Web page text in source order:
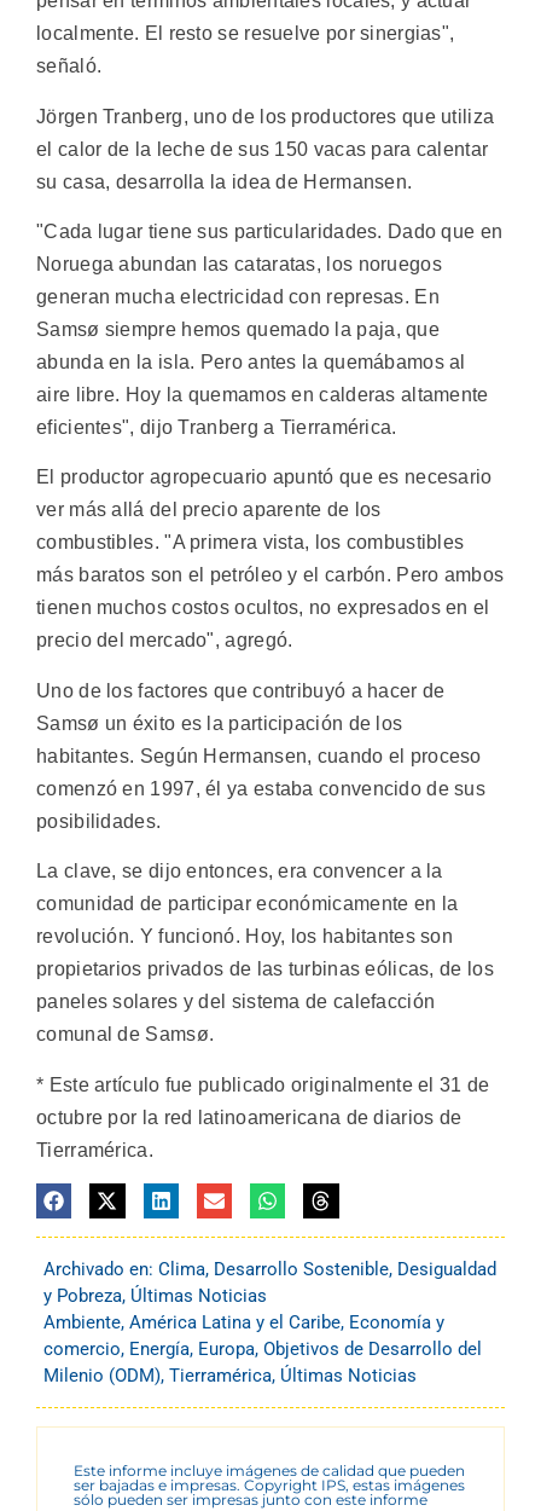
localmente. El resto se resuelve por sinergias",
señaló.
Jörgen Tranberg, uno de los productores que utiliza
el calor de la leche de sus 150 vacas para calentar
su casa, desarrolla la idea de Hermansen.
"Cada lugar tiene sus particularidades. Dado que en
Noruega abundan las cataratas, los noruegos
generan mucha electricidad con represas. En
Samsø siempre hemos quemado la paja, que
abunda en la isla. Pero antes la quemábamos al
aire libre. Hoy la quemamos en calderas altamente
eficientes", dijo Tranberg a Tierramérica.
El productor agropecuario apuntó que es necesario
ver más allá del precio aparente de los
combustibles. "A primera vista, los combustibles
más baratos son el petróleo y el carbón. Pero ambos
tienen muchos costos ocultos, no expresados en el
precio del mercado", agregó.
Uno de los factores que contribuyó a hacer de
Samsø un éxito es la participación de los
habitantes. Según Hermansen, cuando el proceso
comenzó en 1997, él ya estaba convencido de sus
posibilidades.
La clave, se dijo entonces, era convencer a la
comunidad de participar económicamente en la
revolución. Y funcionó. Hoy, los habitantes son
propietarios privados de las turbinas eólicas, de los
paneles solares y del sistema de calefacción
comunal de Samsø.
* Este artículo fue publicado originalmente el 31 de
octubre por la red latinoamericana de diarios de
Tierramérica.
Archivado en: Clima, Desarrollo Sostenible, Desigualdad
y Pobreza, Últimas Noticias
Ambiente, América Latina y el Caribe, Economía y
comercio, Energía, Europa, Objetivos de Desarrollo del
Milenio (ODM), Tierramérica, Últimas Noticias
Este informe incluye imágenes de calidad que pueden
ser bajadas e impresas. Copyright IPS, estas imágenes
sólo pueden ser impresas junto con este informe